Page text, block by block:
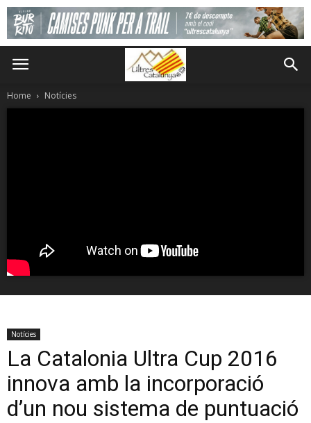
Home Notícies
Notícies
La Catalonia Ultra Cup 2016
innova amb la incorporació
d’un nou sistema de puntuació